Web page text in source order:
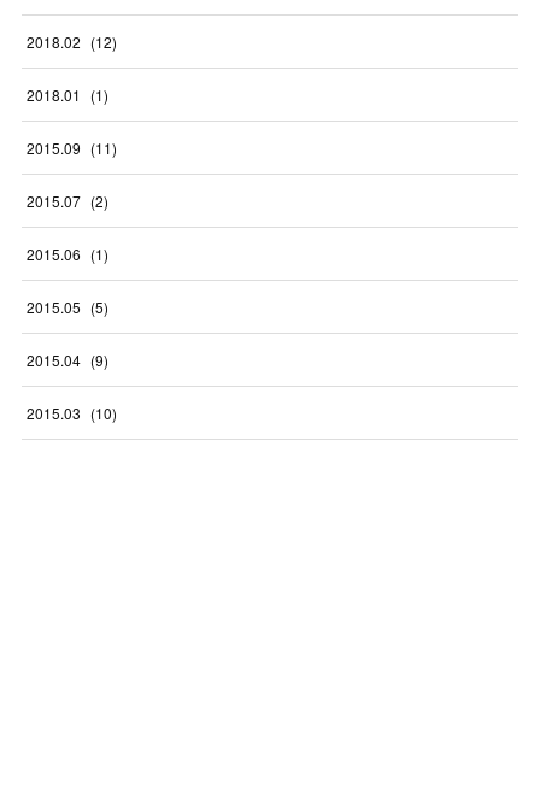
2018.02 (12)
2018.01 (1)
2015.09 (11)
2015.07 (2)
2015.06 (1)
2015.05 (5)
2015.04 (9)
2015.03 (10)